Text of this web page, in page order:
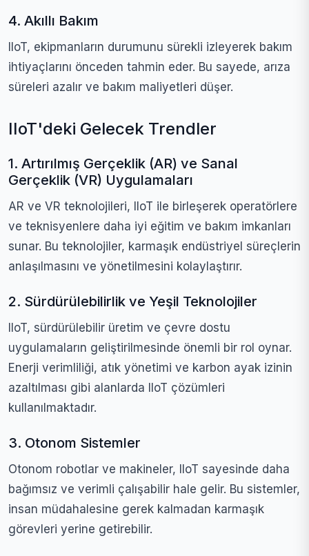
4. Akıllı Bakım
IIoT, ekipmanların durumunu sürekli izleyerek bakım
ihtiyaçlarını önceden tahmin eder. Bu sayede, arıza
süreleri azalır ve bakım maliyetleri düşer.
IIoT'deki Gelecek Trendler
1. Artırılmış Gerçeklik (AR) ve Sanal
Gerçeklik (VR) Uygulamaları
AR ve VR teknolojileri, IIoT ile birleşerek operatörlere
ve teknisyenlere daha iyi eğitim ve bakım imkanları
sunar. Bu teknolojiler, karmaşık endüstriyel süreçlerin
anlaşılmasını ve yönetilmesini kolaylaştırır.
2. Sürdürülebilirlik ve Yeşil Teknolojiler
IIoT, sürdürülebilir üretim ve çevre dostu
uygulamaların geliştirilmesinde önemli bir rol oynar.
Enerji verimliliği, atık yönetimi ve karbon ayak izinin
azaltılması gibi alanlarda IIoT çözümleri
kullanılmaktadır.
3. Otonom Sistemler
Otonom robotlar ve makineler, IIoT sayesinde daha
bağımsız ve verimli çalışabilir hale gelir. Bu sistemler,
insan müdahalesine gerek kalmadan karmaşık
görevleri yerine getirebilir.